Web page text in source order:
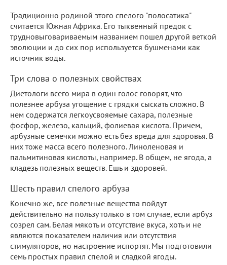
Традиционно родиной этого спелого "полосатика"
считается Южная Африка. Его тыквенный предок с
трудновыговариваемым названием пошел другой веткой
эволюции и до сих пор используется бушменами как
источник воды.
Три слова о полезных свойствах
Диетологи всего мира в один голос говорят, что
полезнее арбуза угощение с грядки сыскать сложно. В
нем содержатся легкоусвояемые сахара, полезные
фосфор, железо, кальций, фолиевая кислота. Причем,
арбузные семечки можно есть без вреда для здоровья. В
них тоже масса всего полезного. Линоленовая и
пальмитиновая кислоты, например. В общем, не ягода, а
кладезь полезных веществ. Ешь и здоровей.
Шесть правил спелого арбуза
Конечно же, все полезные вещества пойдут
действительно на пользу только в том случае, если арбуз
созрел сам. Белая мякоть и отсутствие вкуса, хоть и не
являются показателем наличия или отсутствия
стимуляторов, но настроение испортят. Мы подготовили
семь простых правил спелой и сладкой ягоды.